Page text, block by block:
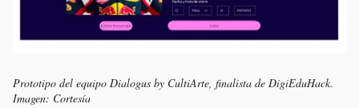
Prototipo del equipo Dialogus by CultiArte, finalista de DigiEduHack.
Imagen: Cortesía